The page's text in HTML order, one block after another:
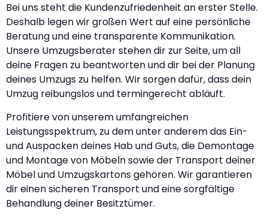
Bei uns steht die Kundenzufriedenheit an erster Stelle.
Deshalb legen wir großen Wert auf eine persönliche
Beratung und eine transparente Kommunikation.
Unsere Umzugsberater stehen dir zur Seite, um all
deine Fragen zu beantworten und dir bei der Planung
deines Umzugs zu helfen. Wir sorgen dafür, dass dein
Umzug reibungslos und termingerecht abläuft.
Profitiere von unserem umfangreichen
Leistungsspektrum, zu dem unter anderem das Ein-
und Auspacken deines Hab und Guts, die Demontage
und Montage von Möbeln sowie der Transport deiner
Möbel und Umzugskartons gehören. Wir garantieren
dir einen sicheren Transport und eine sorgfältige
Behandlung deiner Besitztümer.